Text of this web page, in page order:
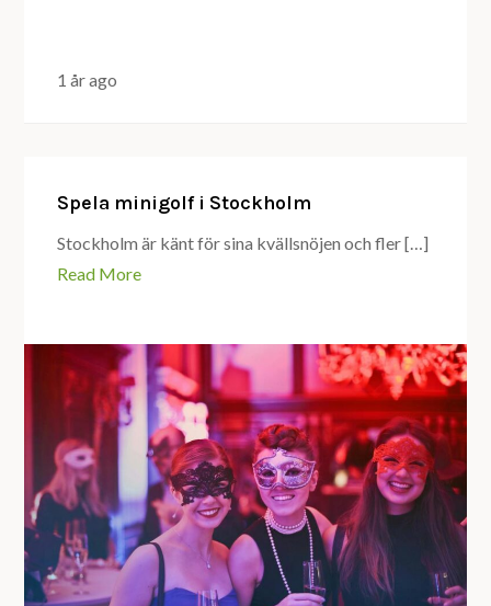
1 år ago
Spela minigolf i Stockholm
Stockholm är känt för sina kvällsnöjen och fler […]
Read More